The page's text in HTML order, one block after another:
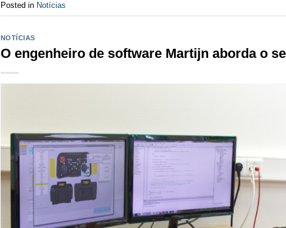
Posted in Notícias
NOTÍCIAS
O engenheiro de software Martijn aborda o